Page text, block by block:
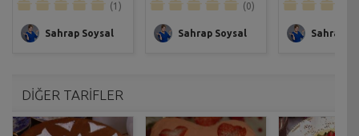
(1)
Sahrap Soysal
(0)
Sahrap Soysal Sahrap
DİĞER TARİFLER